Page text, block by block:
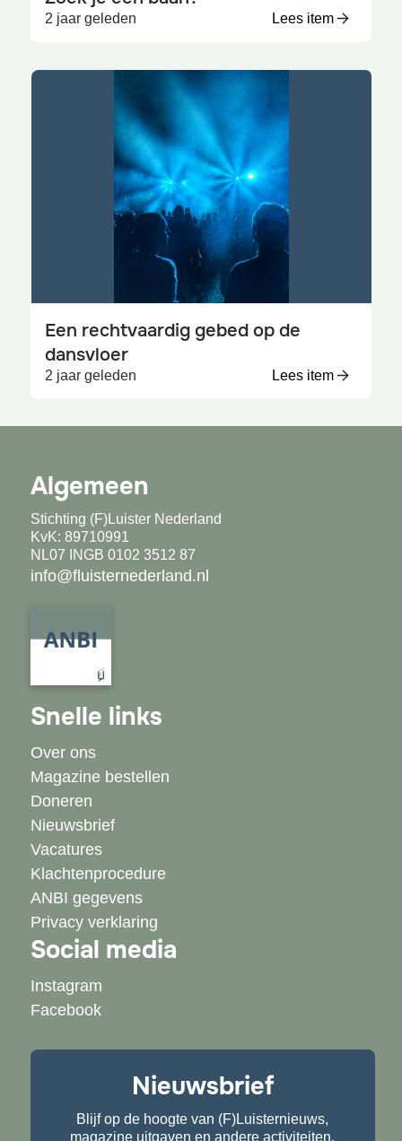
2 jaar geleden Lees item
Een rechtvaardig gebed op de
dansvloer
2 jaar geleden Lees item
Algemeen
Stichting (F)Luister Nederland
KvK: 89710991
NL07 INGB 0102 3512 87
info@fluisternederland.nl
Snelle links
Over ons
Magazine bestellen
Doneren
Nieuwsbrief
Vacatures
Klachtenprocedure
ANBI gegevens
Privacy verklaring
Social media
Instagram
Facebook
Nieuwsbrief
Blijf op de hoogte van (F)Luisternieuws,
magazine uitgaven en andere activiteiten.